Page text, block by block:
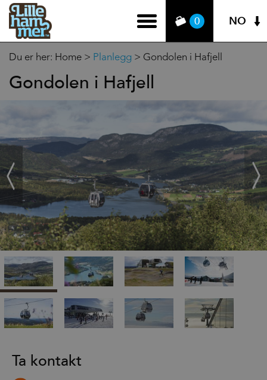
0 NO
Du er her: Home > Planlegg > Gondolen i Hafjell
Gondolen i Hafjell
Prev
Next
›
Ta kontakt